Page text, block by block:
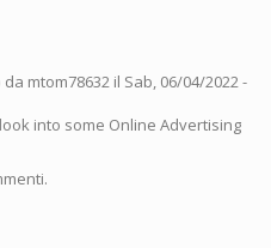
da mtom78632 il Sab, 06/04/2022 -
into some Online Advertising